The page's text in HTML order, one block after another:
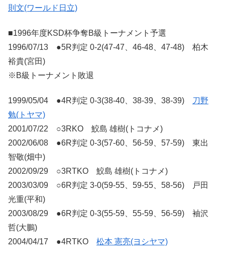
則文(ワールド日立)
■1996年度KSD杯争奪B級トーナメント予選
1996/07/13 ●5R判定 0-2(47-47、46-48、47-48) 柏木
裕貴(宮田)
※B級トーナメント敗退
1999/05/04 ●4R判定 0-3(38-40、38-39、38-39)
刀野
勉(トヤマ)
2001/07/22 ○3RKO 鮫島 雄樹(トコナメ)
2002/06/08 ●6R判定 0-3(57-60、56-59、57-59) 東出
智敬(畑中)
2002/09/29 ○3RTKO 鮫島 雄樹(トコナメ)
2003/03/09 ○6R判定 3-0(59-55、59-55、58-56) 戸田
光重(平和)
2003/08/29 ●6R判定 0-3(55-59、55-59、56-59) 袖沢
哲(大鵬)
2004/04/17 ●4RTKO 松本 憲亮(ヨシヤマ)